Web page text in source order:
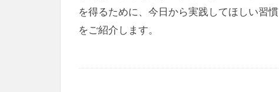
を得るために、今日から実践してほしい習慣
をご紹介します。